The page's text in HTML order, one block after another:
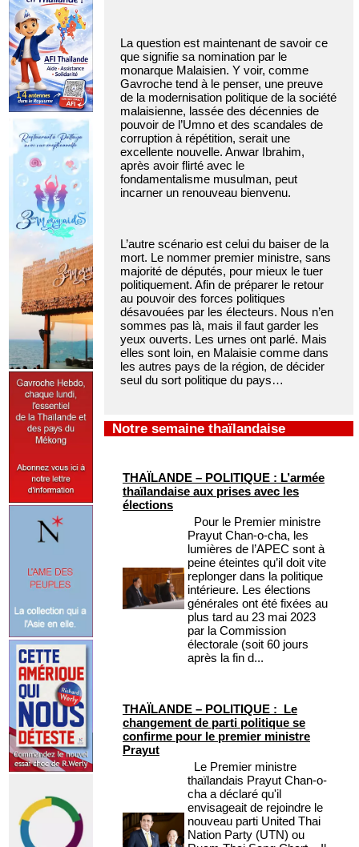
La question est maintenant de savoir ce
que signifie sa nomination par le
monarque Malaisien. Y voir, comme
Gavroche tend à le penser, une preuve
de la modernisation politique de la société
malaisienne, lassée des décennies de
pouvoir de l’Umno et des scandales de
corruption à répétition, serait une
excellente nouvelle. Anwar Ibrahim,
après avoir flirté avec le
fondamentalisme musulman, peut
incarner un renouveau bienvenu.
L’autre scénario est celui du baiser de la
mort. Le nommer premier ministre, sans
majorité de députés, pour mieux le tuer
politiquement. Afin de préparer le retour
au pouvoir des forces politiques
désavouées par les électeurs. Nous n’en
sommes pas là, mais il faut garder les
yeux ouverts. Les urnes ont parlé. Mais
elles sont loin, en Malaisie comme dans
les autres pays de la région, de décider
seul du sort politique du pays…
Notre semaine thaïlandaise
THAÏLANDE – POLITIQUE : L’armée
thaïlandaise aux prises avec les
élections
Pour le Premier ministre
Prayut Chan-o-cha, les
lumières de l’APEC sont à
peine éteintes qu’il doit vite
replonger dans la politique
intérieure. Les élections
générales ont été fixées au
plus tard au 23 mai 2023
par la Commission
électorale (soit 60 jours
après la fin d...
THAÏLANDE – POLITIQUE : Le
changement de parti politique se
confirme pour le premier ministre
Prayut
Le Premier ministre
thaïlandais Prayut Chan-o-
cha a déclaré qu'il
envisageait de rejoindre le
nouveau parti United Thai
Nation Party (UTN) ou